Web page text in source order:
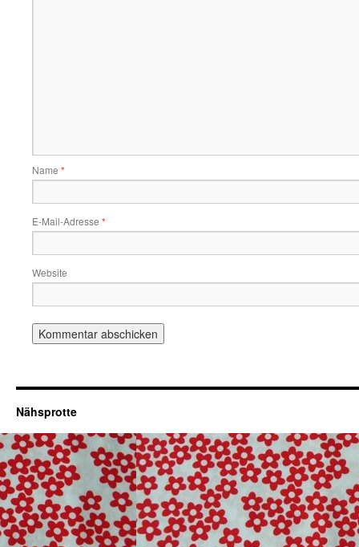
Name *
E-Mail-Adresse *
Website
Nähsprotte